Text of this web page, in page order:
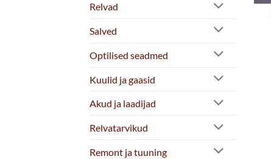
Relvad
Salved
Optilised seadmed
Kuulid ja gaasid
Akud ja laadijad
Relvatarvikud
Remont ja tuuning